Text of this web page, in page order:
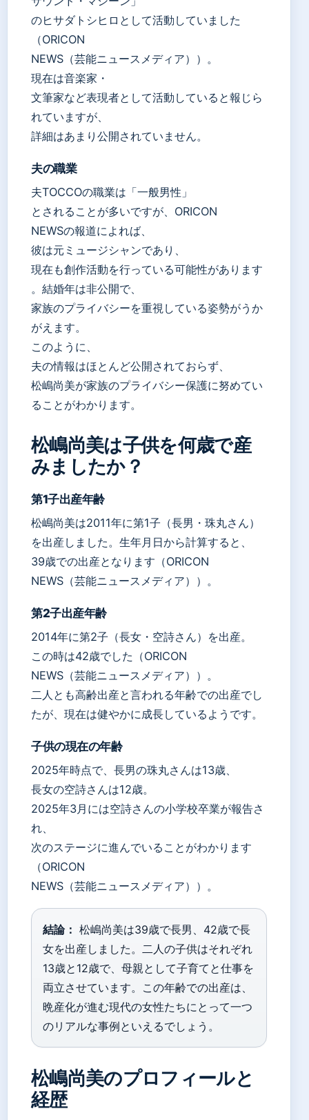
のヒサダトシヒロとして活動していました
（ORICON
NEWS（芸能ニュースメディア））。
現在は音楽家・
文筆家など表現者として活動していると報じら
れていますが、
詳細はあまり公開されていません。
夫の職業
夫TOCCOの職業は「一般男性」
とされることが多いですが、ORICON
NEWSの報道によれば、
彼は元ミュージシャンであり、
現在も創作活動を行っている可能性があります
。結婚年は非公開で、
家族のプライバシーを重視している姿勢がうか
がえます。
このように、
夫の情報はほとんど公開されておらず、
松嶋尚美が家族のプライバシー保護に努めてい
ることがわかります。
松嶋尚美は子供を何歳で産
みましたか？
第1子出産年齢
松嶋尚美は2011年に第1子（長男・珠丸さん）
を出産しました。生年月日から計算すると、
39歳での出産となります（ORICON
NEWS（芸能ニュースメディア））。
第2子出産年齢
2014年に第2子（長女・空詩さん）を出産。
この時は42歳でした（ORICON
NEWS（芸能ニュースメディア））。
二人とも高齢出産と言われる年齢での出産でし
たが、現在は健やかに成長しているようです。
子供の現在の年齢
2025年時点で、長男の珠丸さんは13歳、
長女の空詩さんは12歳。
2025年3月には空詩さんの小学校卒業が報告さ
れ、
次のステージに進んでいることがわかります
（ORICON
NEWS（芸能ニュースメディア））。
結論： 松嶋尚美は39歳で長男、42歳で長
女を出産しました。二人の子供はそれぞれ
13歳と12歳で、母親として子育てと仕事を
両立させています。この年齢での出産は、
晩産化が進む現代の女性たちにとって一つ
のリアルな事例といえるでしょう。
松嶋尚美のプロフィールと
経歴